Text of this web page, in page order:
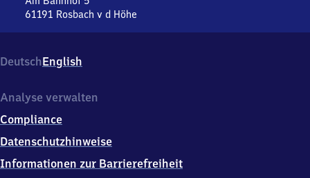
61191 Rosbach v d Höhe
Am
Bahnhof
6
1
9
Rosbach
DeutschEnglish
Analyse verwalten
Compliance
Datenschutzhinweise
Informationen zur Barrierefreiheit